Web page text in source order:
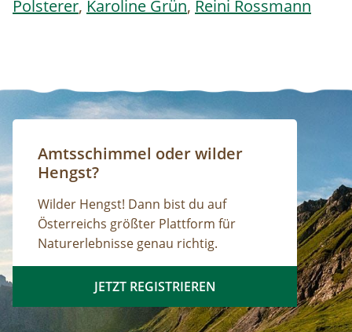
Polsterer, Karoline Grün, Reini Rossmann
Amtsschimmel oder wilder
Hengst?
Wilder Hengst! Dann bist du auf
Österreichs größter Plattform für
Naturerlebnisse genau richtig.
JETZT REGISTRIEREN